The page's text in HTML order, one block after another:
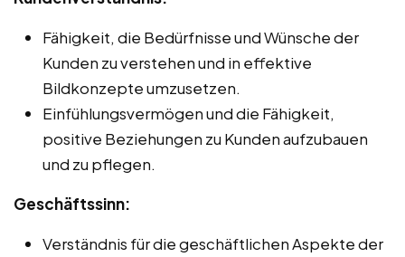
Fähigkeit, die Bedürfnisse und Wünsche der
Kunden zu verstehen und in effektive
Bildkonzepte umzusetzen.
Einfühlungsvermögen und die Fähigkeit,
positive Beziehungen zu Kunden aufzubauen
und zu pflegen.
Geschäftssinn:
Verständnis für die geschäftlichen Aspekte der